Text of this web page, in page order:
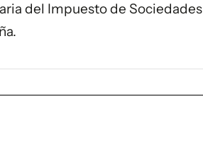
del Impuesto de Sociedades